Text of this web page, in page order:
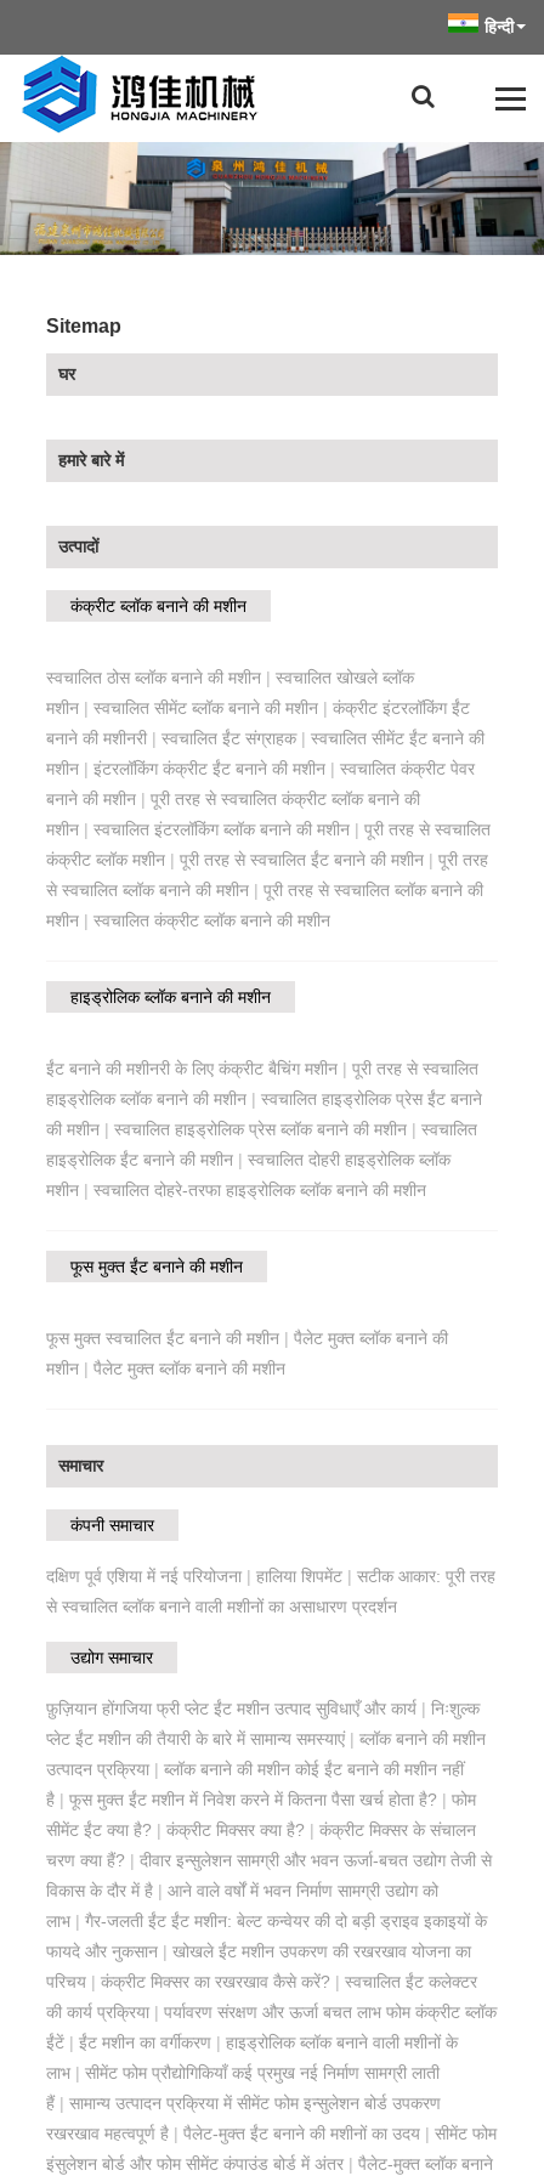
हिन्दी
Sitemap
घर
हमारे बारे में
उत्पादों
कंक्रीट ब्लॉक बनाने की मशीन
स्वचालित ठोस ब्लॉक बनाने की मशीन |स्वचालित खोखले ब्लॉक
मशीन |स्वचालित सीमेंट ब्लॉक बनाने की मशीन |कंक्रीट इंटरलॉकिंग ईंट
बनाने की मशीनरी |स्वचालित ईंट संग्राहक|स्वचालित सीमेंट ईंट बनाने की
मशीन |इंटरलॉकिंग कंक्रीट ईंट बनाने की मशीन |स्वचालित कंक्रीट पेवर
बनाने की मशीन |पूरी तरह से स्वचालित कंक्रीट ब्लॉक बनाने की
मशीन |स्वचालित इंटरलॉकिंग ब्लॉक बनाने की मशीन |पूरी तरह से स्वचालित
कंक्रीट ब्लॉक मशीन |पूरी तरह से स्वचालित ईंट बनाने की मशीन |पूरी तरह
से स्वचालित ब्लॉक बनाने की मशीन |पूरी तरह से स्वचालित ब्लॉक बनाने की
मशीन |स्वचालित कंक्रीट ब्लॉक बनाने की मशीन
हाइड्रोलिक ब्लॉक बनाने की मशीन
ईंट बनाने की मशीनरी के लिए कंक्रीट बैचिंग मशीन |पूरी तरह से स्वचालित
हाइड्रोलिक ब्लॉक बनाने की मशीन |स्वचालित हाइड्रोलिक प्रेस ईंट बनाने
की मशीन |स्वचालित हाइड्रोलिक प्रेस ब्लॉक बनाने की मशीन |स्वचालित
हाइड्रोलिक ईंट बनाने की मशीन |स्वचालित दोहरी हाइड्रोलिक ब्लॉक
मशीन |स्वचालित दोहरे-तरफा हाइड्रोलिक ब्लॉक बनाने की मशीन
फूस मुक्त ईंट बनाने की मशीन
फूस मुक्त स्वचालित ईंट बनाने की मशीन |पैलेट मुक्त ब्लॉक बनाने की
मशीन |पैलेट मुक्त ब्लॉक बनाने की मशीन
समाचार
कंपनी समाचार
दक्षिण पूर्व एशिया में नई परियोजना |हालिया शिपमेंट |सटीक आकार: पूरी तरह
से स्वचालित ब्लॉक बनाने वाली मशीनों का असाधारण प्रदर्शन
उद्योग समाचार
फ़ुज़ियान होंगजिया फ्री प्लेट ईंट मशीन उत्पाद सुविधाएँ और कार्य |निःशुल्क
प्लेट ईंट मशीन की तैयारी के बारे में सामान्य समस्याएं|ब्लॉक बनाने की मशीन
उत्पादन प्रक्रिया |ब्लॉक बनाने की मशीन कोई ईंट बनाने की मशीन नहीं
है |फूस मुक्त ईंट मशीन में निवेश करने में कितना पैसा खर्च होता है? |फोम
सीमेंट ईंट क्या है? |कंक्रीट मिक्सर क्या है? |कंक्रीट मिक्सर के संचालन
चरण क्या हैं? |दीवार इन्सुलेशन सामग्री और भवन ऊर्जा-बचत उद्योग तेजी से
विकास के दौर में है |आने वाले वर्षों में भवन निर्माण सामग्री उद्योग को
लाभ |गैर-जलती ईंट ईंट मशीन: बेल्ट कन्वेयर की दो बड़ी ड्राइव इकाइयों के
फायदे और नुकसान |खोखले ईंट मशीन उपकरण की रखरखाव योजना का
परिचय |कंक्रीट मिक्सर का रखरखाव कैसे करें? |स्वचालित ईंट कलेक्टर
की कार्य प्रक्रिया |पर्यावरण संरक्षण और ऊर्जा बचत लाभ फोम कंक्रीट ब्लॉक
ईंटें |ईंट मशीन का वर्गीकरण |हाइड्रोलिक ब्लॉक बनाने वाली मशीनों के
लाभ |सीमेंट फोम प्रौद्योगिकियाँ कई प्रमुख नई निर्माण सामग्री लाती
हैं |सामान्य उत्पादन प्रक्रिया में सीमेंट फोम इन्सुलेशन बोर्ड उपकरण
रखरखाव महत्वपूर्ण है |पैलेट-मुक्त ईंट बनाने की मशीनों का उदय |सीमेंट फोम
इंसुलेशन बोर्ड और फोम सीमेंट कंपाउंड बोर्ड में अंतर |पैलेट-मुक्त ब्लॉक बनाने